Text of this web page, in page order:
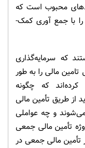
محبوب است که
فناوری‌های رسانه‌­های اجتماعی مدرن را با جمع آوری کمک‌­
که سرمایه‌گذاری
مالی را به طور
که چگونه
از طریق تأمین مالی
و چه عواملی
تأمین مالی جمعی
تأمین مالی جمعی در